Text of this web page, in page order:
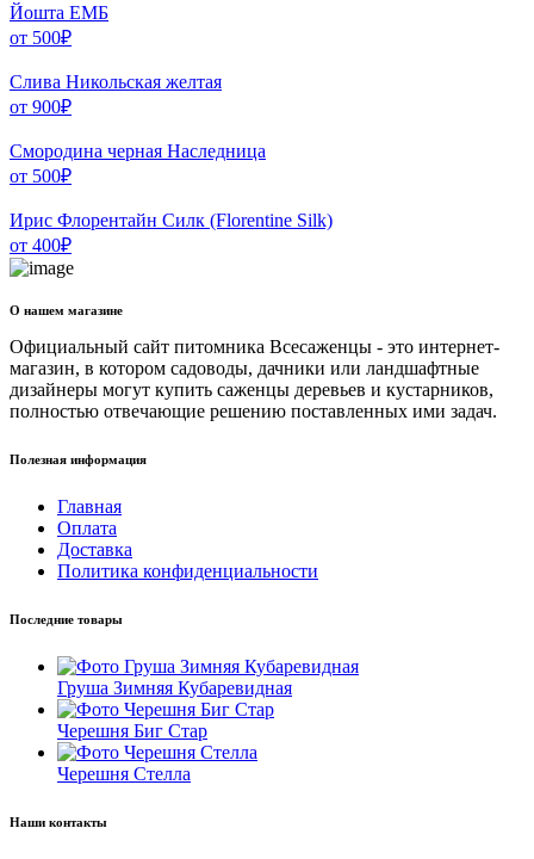
Йошта ЕМБ
от 500₽
Слива Никольская желтая
от 900₽
Смородина черная Наследница
от 500₽
Ирис Флорентайн Силк (Florentine Silk)
от 400₽
О нашем магазине
Официальный сайт питомника Всесаженцы - это интернет-
магазин, в котором садоводы, дачники или ландшафтные
дизайнеры могут купить саженцы деревьев и кустарников,
полностью отвечающие решению поставленных ими задач.
Полезная информация
Главная
Оплата
Доставка
Политика конфиденциальности
Последние товары
Груша Зимняя Кубаревидная
Черешня Биг Стар
Черешня Стелла
Наши контакты